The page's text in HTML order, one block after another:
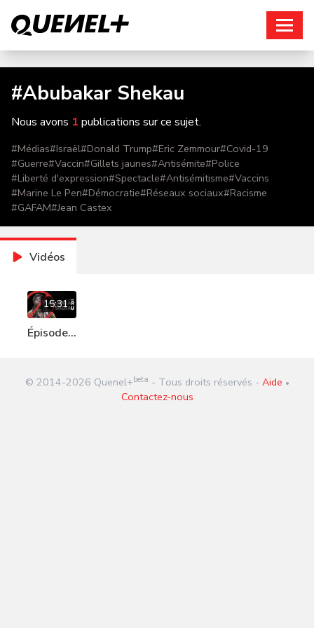
#Abubakar Shekau
Nous avons 1 publications sur ce sujet.
#Médias#Israël#Donald Trump#Eric Zemmour#Covid-19
#Guerre#Vaccin#Gillets jaunes#Antisémite#Police
#Liberté d'expression#Spectacle#Antisémitisme#Vaccins
#Marine Le Pen#Démocratie#Réseaux sociaux#Racisme
#GAFAM#Jean Castex
Vidéos
15:31
Épisode
Shekau
© 2014-2026 Quenel+ beta - Tous droits réservés - Aide •
Contactez-nous